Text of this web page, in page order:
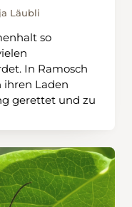
Läubli
so
In Ramosch
ihren Laden
gerettet und zu